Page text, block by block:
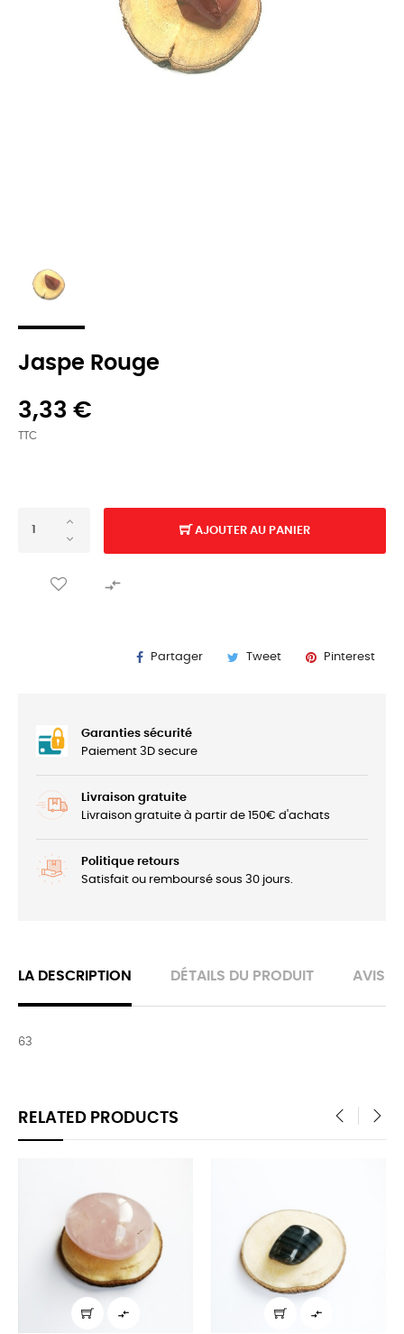
Jaspe Rouge
3,33 €
TTC
AJOUTER AU PANIER

Partager Tweet Pinterest
Garanties sécurité
Paiement 3D secure
Livraison gratuite
Livraison gratuite à partir de 150€ d'achats
Politique retours
Satisfait ou remboursé sous 30 jours.
LA DESCRIPTION DÉTAILS DU PRODUIT AVIS
63
RELATED PRODUCTS
 